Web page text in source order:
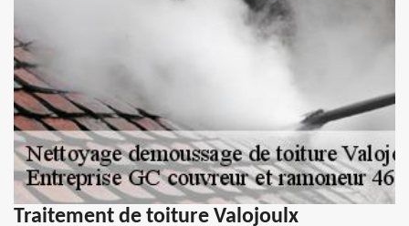
Traitement de toiture Valojoulx